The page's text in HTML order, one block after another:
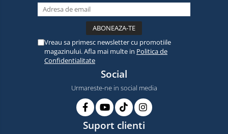
Vreau sa primesc newsletter cu promotiile
magazinului. Afla mai multe in Politica de
Confidentialitate
Social
Urmareste-ne in social media
Suport clienti